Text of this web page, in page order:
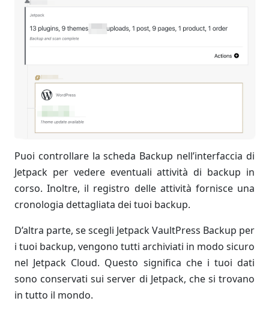
Puoi controllare la scheda Backup nell’interfaccia di
Jetpack per vedere eventuali attività di backup in
corso. Inoltre, il registro delle attività fornisce una
cronologia dettagliata dei tuoi backup.
D’altra parte, se scegli Jetpack VaultPress Backup per
i tuoi backup, vengono tutti archiviati in modo sicuro
nel Jetpack Cloud. Questo significa che i tuoi dati
sono conservati sui server di Jetpack, che si trovano
in tutto il mondo.